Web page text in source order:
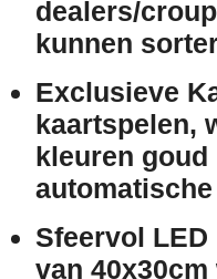
dealers/
kunnen
Exclusieve
kaartspelen,
kleuren goud
Sfeervol
van